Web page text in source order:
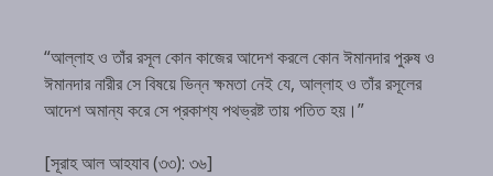
“আল্লাহ ও তাঁর রসূল কোন কাজের আদেশ করলে কোন ঈমানদার পুরুষ ও
ঈমানদার নারীর সে বিষয়ে ভিন্ন ক্ষমতা নেই যে, আল্লাহ ও তাঁর রসূলের
আদেশ অমান্য করে সে প্রকাশ্য পথভ্রষ্ট তায় পতিত হয়।”
[সূরাহ আল আহযাব (৩৩): ৩৬]